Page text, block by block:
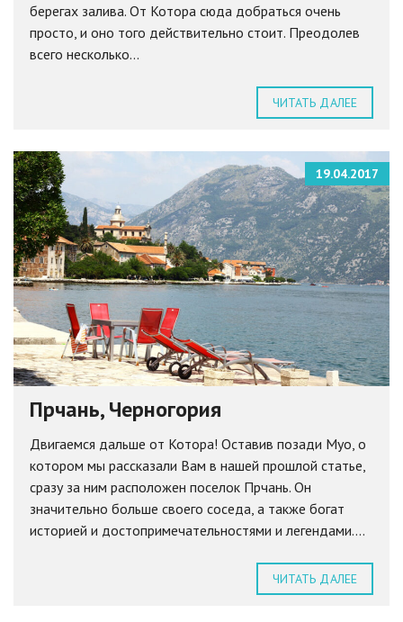
берегах залива. От Котора сюда добраться очень
просто, и оно того действительно стоит. Преодолев
всего несколько...
ЧИТАТЬ ДАЛЕЕ
19.04.2017
Прчань, Черногория
Двигаемся дальше от Котора! Оставив позади Муо, о
котором мы рассказали Вам в нашей прошлой статье,
сразу за ним расположен поселок Прчань. Он
значительно больше своего соседа, а также богат
историей и достопримечательностями и легендами....
ЧИТАТЬ ДАЛЕЕ